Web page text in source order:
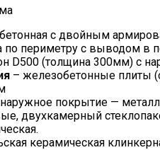
с двойным
периметру с выводом в
D500 (толщина 300мм) с
– железобетонные плиты
покрытие —
двухкамерный
керамическая